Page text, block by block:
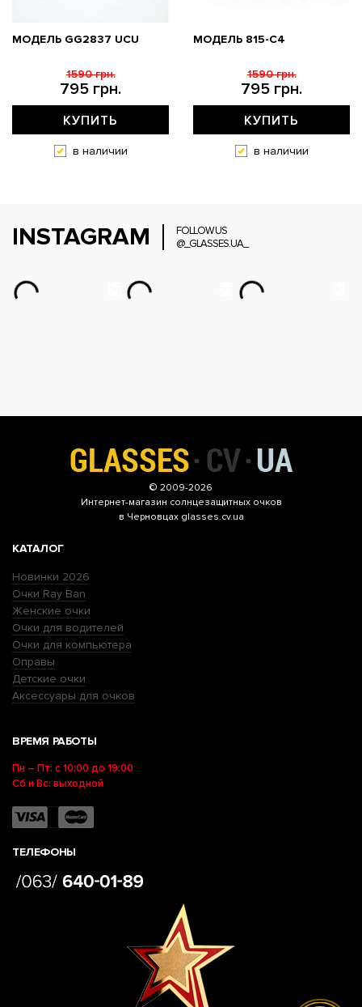
МОДЕЛЬ GG2837 UCU
795 грн.
1590 грн.
КУПИТЬ
в наличии
МОДЕЛЬ 815-C4
795 грн.
1590 грн.
КУПИТЬ
в наличии
INSTAGRAM
FOLLOW US
@_GLASSES.UA_
© 2009-2026
Интернет-магазин солнцезащитных очков
в Черновцах glasses.cv.ua
КАТАЛОГ
Новинки 2026
Очки Ray Ban
Женские очки
Очки для водителей
Очки для компьютера
Оправы
Детские очки
Аксессуары для очков
ВРЕМЯ РАБОТЫ
Пн – Пт: с 10:00 до 19:00
Сб и Вс: выходной
ТЕЛЕФОНЫ